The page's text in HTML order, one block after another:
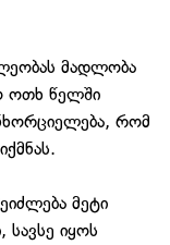
მადლობა
ოთხ წელში
რომ
მეტი
სავსე იყოს